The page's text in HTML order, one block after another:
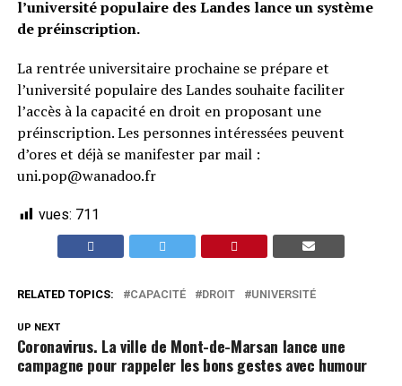
l’université populaire des Landes lance un système
de préinscription.
La rentrée universitaire prochaine se prépare et
l’université populaire des Landes souhaite faciliter
l’accès à la capacité en droit en proposant une
préinscription. Les personnes intéressées peuvent
d’ores et déjà se manifester par mail :
uni.pop@wanadoo.fr
vues: 711
RELATED TOPICS: CAPACITÉ DROIT UNIVERSITÉ
UP NEXT
Coronavirus. La ville de Mont-de-Marsan lance une
campagne pour rappeler les bons gestes avec humour